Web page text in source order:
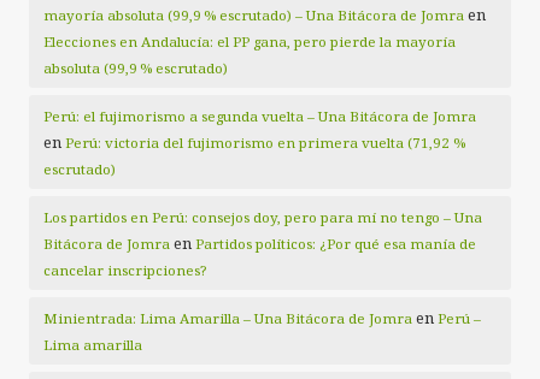
mayoría absoluta (99,9 % escrutado) – Una Bitácora de Jomra en
Elecciones en Andalucía: el PP gana, pero pierde la mayoría
absoluta (99,9 % escrutado)
Perú: el fujimorismo a segunda vuelta – Una Bitácora de Jomra
en Perú: victoria del fujimorismo en primera vuelta (71,92 %
escrutado)
Los partidos en Perú: consejos doy, pero para mí no tengo – Una
Bitácora de Jomra en Partidos políticos: ¿Por qué esa manía de
cancelar inscripciones?
Minientrada: Lima Amarilla – Una Bitácora de Jomra en Perú –
Lima amarilla